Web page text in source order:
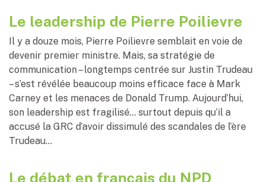
Le leadership de Pierre Poilievre
Il y a douze mois, Pierre Poilievre semblait en voie de
devenir premier ministre. Mais, sa stratégie de
communication – longtemps centrée sur Justin Trudeau
– s’est révélée beaucoup moins efficace face à Mark
Carney et les menaces de Donald Trump. Aujourd’hui,
son leadership est fragilisé… surtout depuis qu’il a
accusé la GRC d’avoir dissimulé des scandales de l’ère
Trudeau…
Le débat en français du NPD